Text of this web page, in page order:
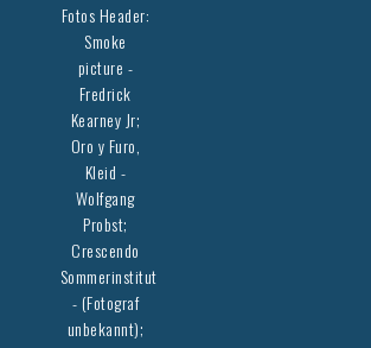
Fotos Header:
Smoke
picture -
Fredrick
Kearney Jr;
Oro y Furo,
Kleid -
Wolfgang
Probst;
Crescendo
Sommerinstitut
- (Fotograf
unbekannt);